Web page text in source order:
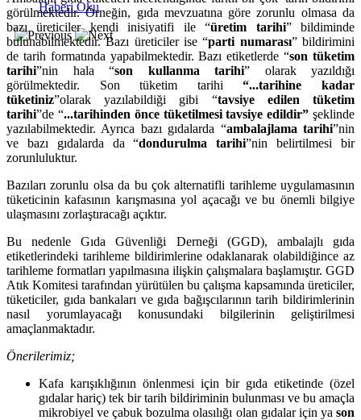
Haberi Oku
görülmektedir. Örneğin, gıda mevzuatına göre zorunlu olmasa da
bazı üreticiler kendi inisiyatifi ile “üretim tarihi” bildiminde
bulunabilmektedir. Bazı üreticiler ise “parti numarası” bildirimini
de tarih formatında yapabilmektedir. Bazı etiketlerde “son tüketim
tarihi”nin hala “son kullanma tarihi” olarak yazıldığı
görülmektedir. Son tüketim tarihi“...tarihine kadar
tüketiniz”olarak yazılabildiği gibi “tavsiye edilen tüketim
tarihi”de “...tarihinden önce tüketilmesi tavsiye edildir”şeklinde
yazılabilmektedir. Ayrıca bazı gıdalarda “ambalajlama tarihi”nin
ve bazı gıdalarda da “dondurulma tarihi”nin belirtilmesi bir
zorunluluktur.
Bazıları zorunlu olsa da bu çok alternatifli tarihleme uygulamasının
tüketicinin kafasının karışmasına yol açacağı ve bu önemli bilgiye
ulaşmasını zorlaştıracağı açıktır.
Bu nedenle Gıda Güvenliği Derneği (GGD), ambalajlı gıda
etiketlerindeki tarihleme bildirimlerine odaklanarak olabildiğince az
tarihleme formatları yapılmasına ilişkin çalışmalara başlamıştır. GGD
Atık Komitesi tarafından yürütülen bu çalışma kapsamında üreticiler,
tüketiciler, gıda bankaları ve gıda bağışcılarının tarih bildirimlerinin
nasıl yorumlayacağı konusundaki bilgilerinin geliştirilmesi
amaçlanmaktadır.
Önerilerimiz;
Kafa karışıklığının önlenmesi için bir gıda etiketinde (özel
gıdalar hariç) tek bir tarih bildiriminin bulunması ve bu amaçla
mikrobiyel ve çabuk bozulma olasılığı olan gıdalar için ya son